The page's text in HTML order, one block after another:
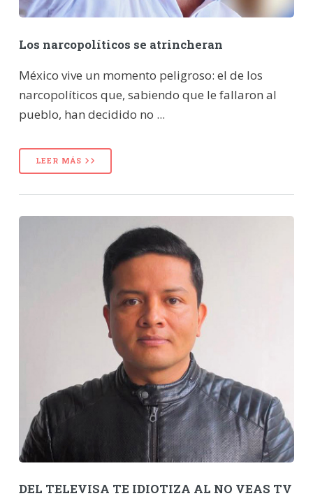
Los narcopolíticos se atrincheran
México vive un momento peligroso: el de los
narcopolíticos que, sabiendo que le fallaron al
pueblo, han decidido no ...
LEER MÁS
DEL TELEVISA TE IDIOTIZA AL NO VEAS TV